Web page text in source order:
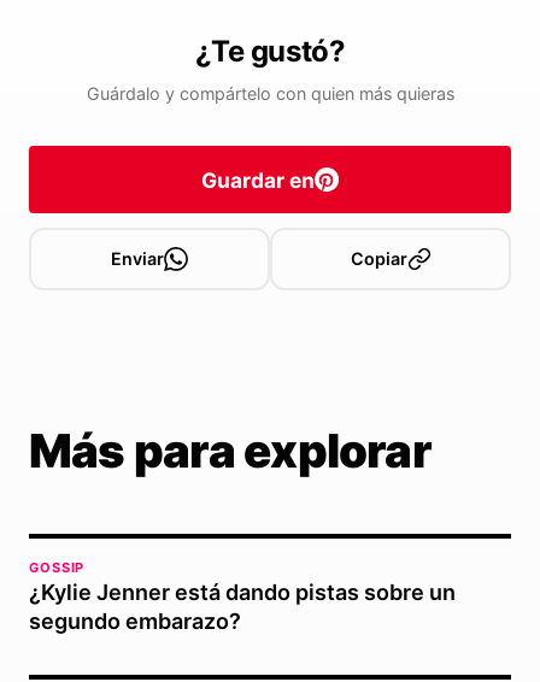
¿Te gustó?
Guárdalo y compártelo con quien más quieras
Guardar en
Enviar Copiar
Más para explorar
GOSSIP
¿Kylie Jenner está dando pistas sobre un
segundo embarazo?